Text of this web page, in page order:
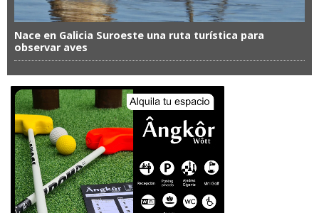
Nace en Galicia Suroeste una ruta turística para
observar aves